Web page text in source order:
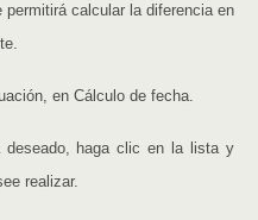
permitirá calcular la diferencia en
en Cálculo de fecha.
deseado, haga clic en la lista y
realizar.